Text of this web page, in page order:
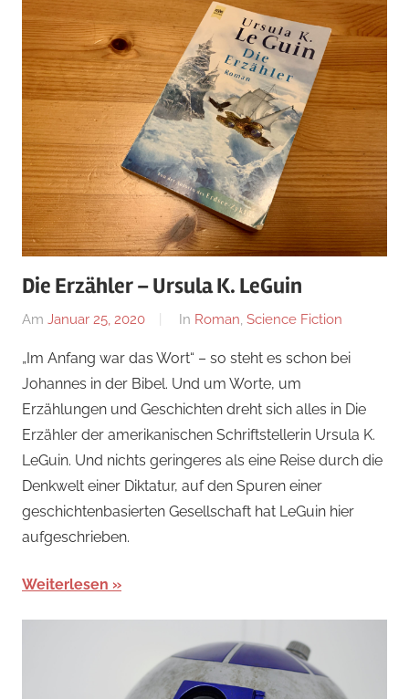
Die Erzähler – Ursula K. LeGuin
Am Januar 25, 2020
Von
In Roman, Science Fiction
„Im Anfang war das Wort“ – so steht es schon bei
Johannes in der Bibel. Und um Worte, um
Erzählungen und Geschichten dreht sich alles in Die
Erzähler der amerikanischen Schriftstellerin Ursula K.
LeGuin. Und nichts geringeres als eine Reise durch die
Denkwelt einer Diktatur, auf den Spuren einer
geschichtenbasierten Gesellschaft hat LeGuin hier
aufgeschrieben.
Weiterlesen